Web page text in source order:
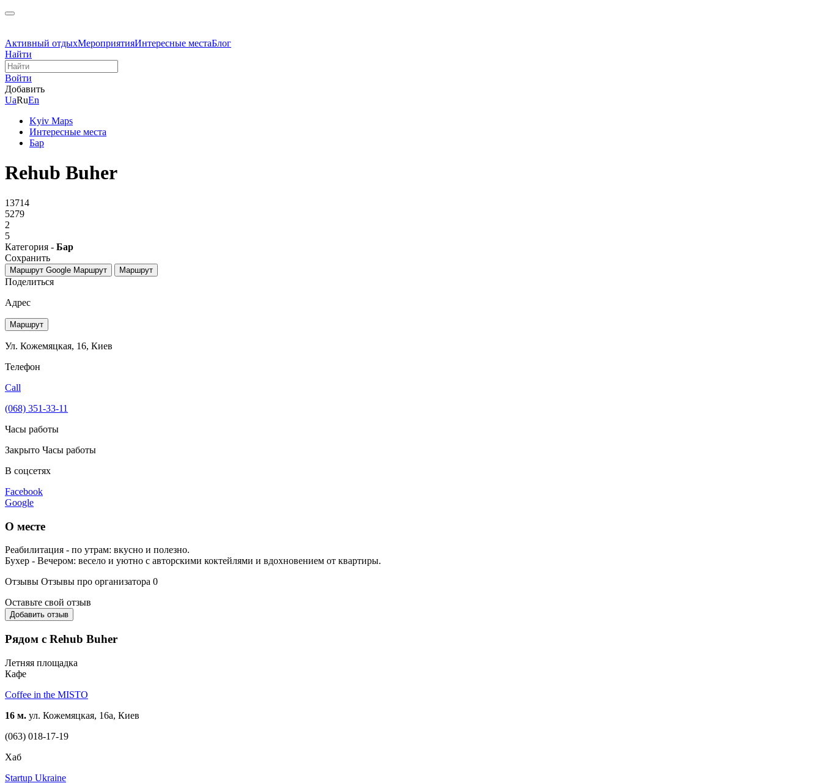
Активный отдыхМероприятияИнтересные местаБлог
Найти
Войти
Добавить
UaRuEn
Kyiv Maps
Интересные места
Бар
Rehub Buher
13714
5279
2
5
Категория - Бар
Сохранить
Маршрут Google Маршрут Маршрут
Поделиться
Адрес
Маршрут
Ул. Кожемяцкая, 16, Киев
Телефон
Call
(068) 351-33-11
Часы работы
Закрыто Часы работы
В соцсетях
Facebook
Google
О месте
Реабилитация - по утрам: вкусно и полезно.
Бухер - Вечером: весело и уютно с авторскими коктейлями и вдохновением от квартиры.
Отзывы Отзывы про организатора 0
Оставьте свой отзыв
Добавить отзыв
Рядом с Rehub Buher
Летняя площадка
Кафе
Coffee in the MISTO
16 м. ул. Кожемяцкая, 16а, Киев
(063) 018-17-19
Хаб
Startup Ukraine